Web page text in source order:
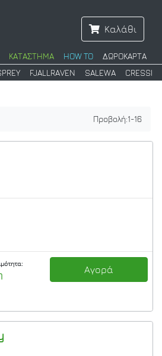
Καλάθι
ΚΑΤΑΣΤΗΜΑ HOW TO
ΔΩΡΟΚΑΡΤΑ
FJALLRAVEN SALEWA CRESSI
Προβολή:1-16
Αγορά